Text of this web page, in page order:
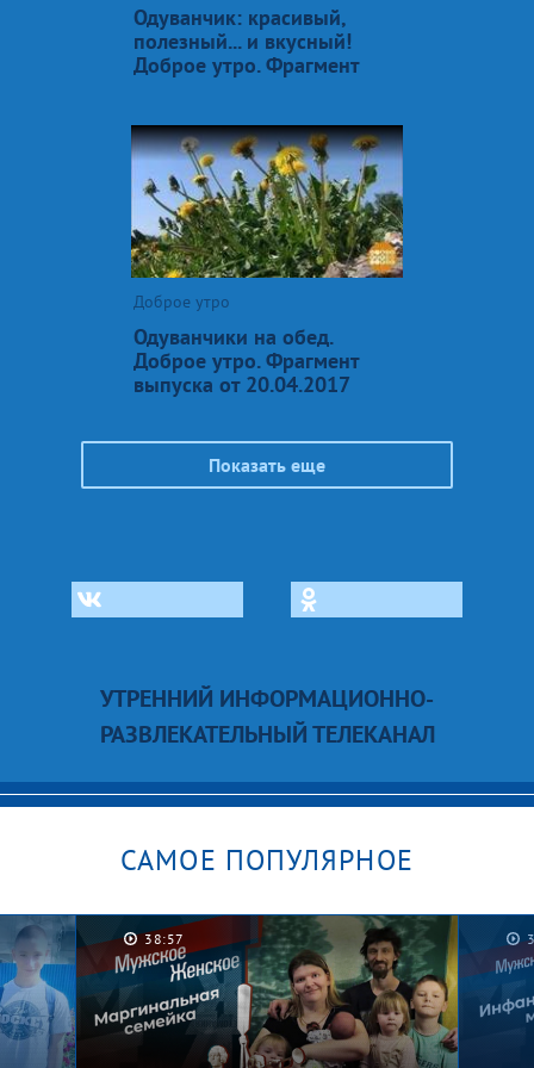
Одуванчик: красивый,
полезный... и вкусный!
Доброе утро. Фрагмент
Доброе утро
Одуванчики на обед.
Доброе утро. Фрагмент
выпуска от 20.04.2017
Показать еще
УТРЕННИЙ ИНФОРМАЦИОННО-
РАЗВЛЕКАТЕЛЬНЫЙ ТЕЛЕКАНАЛ
САМОЕ ПОПУЛЯРНОЕ
38:57